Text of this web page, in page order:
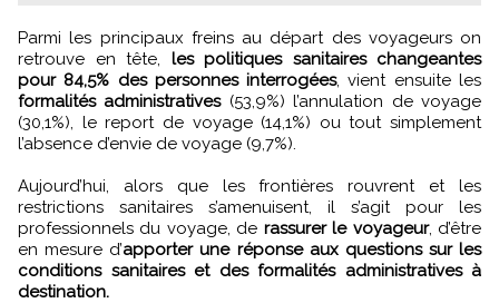
Parmi les principaux freins au départ des voyageurs on
retrouve en tête, les politiques sanitaires changeantes
pour 84,5% des personnes interrogées, vient ensuite les
formalités administratives(53,9%) l’annulation de voyage
(30,1%), le report de voyage (14,1%) ou tout simplement
l’absence d’envie de voyage (9,7%).
Aujourd’hui, alors que les frontières rouvrent et les
restrictions sanitaires s’amenuisent, il s’agit pour les
professionnels du voyage, de rassurer le voyageur, d’être
en mesure d’apporter une réponse aux questions sur les
conditions sanitaires et des formalités administratives à
destination.